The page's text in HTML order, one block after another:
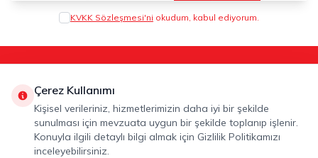
KVKK Sözleşmesi'ni okudum, kabul ediyorum.
Adres
ALTUNSA GIDA SAN. VE TİC. A.Ş. 2. Organize Sanayi Bölgesi
Celal Doğan Bulvarı No: 26 Şehitkamil / Gaziantep / Turkey
Telefon
Çerez Kullanımı
Kişisel verileriniz, hizmetlerimizin daha iyi bir şekilde
sunulması için mevzuata uygun bir şekilde toplanıp işlenir.
Konuyla ilgili detaylı bilgi almak için Gizlilik Politikamızı
inceleyebilirsiniz.